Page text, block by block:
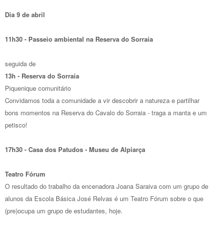
Dia 9 de abril
11h30 - Passeio ambiental na Reserva do Sorraia
seguida de
13h - Reserva do Sorraia
Piquenique comunitário
Convidamos toda a comunidade a vir descobrir a natureza e partilhar
bons momentos na Reserva do Cavalo do Sorraia - traga a manta e um
petisco!
17h30 - Casa dos Patudos - Museu de Alpiarça
Teatro Fórum
O resultado do trabalho da encenadora Joana Saraiva com um grupo de
alunos da Escola Básica José Relvas é um Teatro Fórum sobre o que
(pre)ocupa um grupo de estudantes, hoje.